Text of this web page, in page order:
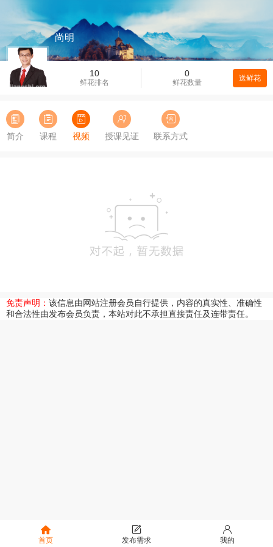
10
鲜花排名
0
鲜花数量 送鲜花
尚明
简介 课程 视频 授课见证 联系方式
免责声明： 该信息由网站注册会员自行提供，内容的真实性、准确性
和合法性由发布会员负责，本站对此不承担直接责任及连带责任。
首页 发布需求 我的